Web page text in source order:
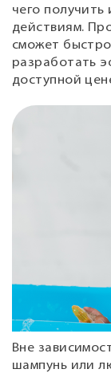
чего
действиям.
сможет
разработать
доступной
Вне
шампунь или